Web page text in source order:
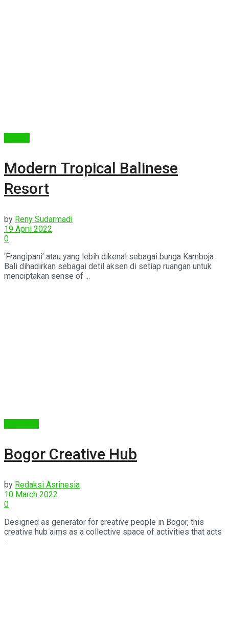
Modern Tropical Balinese
Resort
by Reny Sudarmadi
19 April 2022
0
‘Frangipani’ atau yang lebih dikenal sebagai bunga Kamboja
Bali dihadirkan sebagai detil aksen di setiap ruangan untuk
menciptakan sense of ...
Bogor Creative Hub
by Redaksi Asrinesia
10 March 2022
0
Designed as generator for creative people in Bogor, this
creative hub aims as a collective space of activities that acts
...